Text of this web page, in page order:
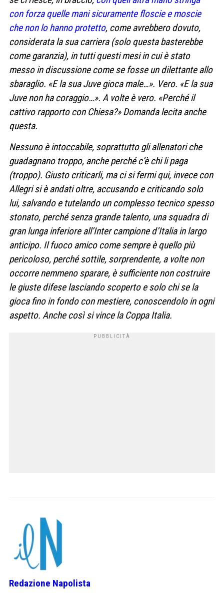
con forza quelle mani sicuramente floscie e moscie
che non lo hanno protetto, come avrebbero dovuto,
considerata la sua carriera (solo questa basterebbe
come garanzia), in tutti questi mesi in cui è stato
messo in discussione come se fosse un dilettante allo
sbaraglio. «E la sua Juve gioca male…». Vero. «E la sua
Juve non ha coraggio…». A volte è vero. «Perché il
cattivo rapporto con Chiesa?» Domanda lecita anche
questa.
Nessuno è intoccabile, soprattutto gli allenatori che
guadagnano troppo, anche perché c’è chi li paga
(troppo). Giusto criticarli, ma ci si fermi qui, invece con
Allegri si è andati oltre, accusando e criticando solo
lui, salvando e tutelando un complesso tecnico spesso
stonato, perché senza grande talento, una squadra di
gran lunga inferiore all’Inter campione d’Italia in largo
anticipo. Il fuoco amico come sempre è quello più
pericoloso, perché sottile, sorprendente, a volte non
occorre nemmeno sparare, è sufficiente non costruire
le giuste difese lasciando scoperto e solo chi se la
gioca fino in fondo con mestiere, conoscendolo in ogni
aspetto. Anche così si vince la Coppa Italia.
Redazione Napolista